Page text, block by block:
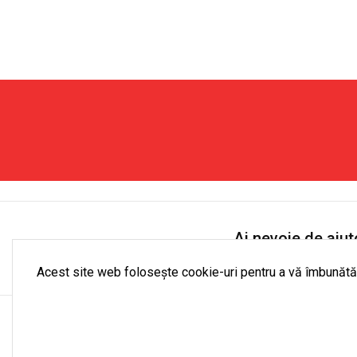
5
Negru
cu
Cârlige
Ai nevoie de
Acest site web folosește cookie-uri pentru a vă